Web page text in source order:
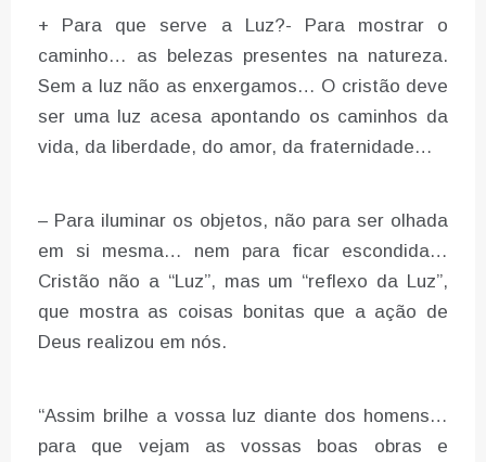
+ Para que serve a Luz?- Para mostrar o
caminho… as belezas presentes na natureza.
Sem a luz não as enxergamos… O cristão deve
ser uma luz acesa apontando os caminhos da
vida, da liberdade, do amor, da fraternidade…
– Para iluminar os objetos, não para ser olhada
em si mesma… nem para ficar escondida…
Cristão não a “Luz”, mas um “reflexo da Luz”,
que mostra as coisas bonitas que a ação de
Deus realizou em nós.
“Assim brilhe a vossa luz diante dos homens…
para que vejam as vossas boas obras e